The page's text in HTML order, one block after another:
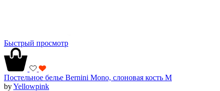
Быстрый просмотр
Постельное белье Bernini Mono, слоновая кость M
byYellowpink